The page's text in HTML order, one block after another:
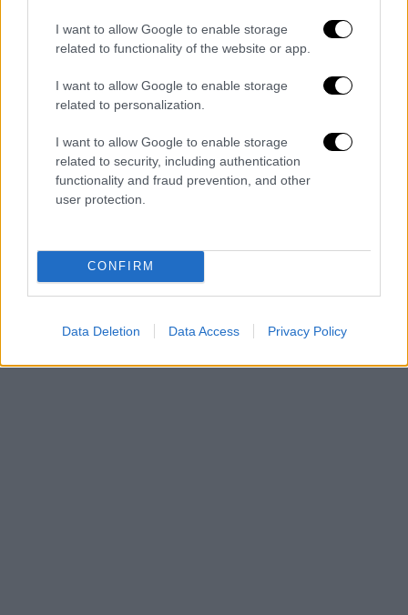
I want to allow Google to enable storage
related to functionality of the website or app.
I want to allow Google to enable storage
related to personalization.
I want to allow Google to enable storage
related to security, including authentication
functionality and fraud prevention, and other
user protection.
CONFIRM
Data Deletion Data Access Privacy Policy